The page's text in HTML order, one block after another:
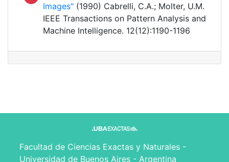
Images" (1990) Cabrelli, C.A.; Molter, U.M.
IEEE Transactions on Pattern Analysis and
Machine Intelligence. 12(12):1190-1196
Facultad de Ciencias Exactas y Naturales -
Universidad de Buenos Aires - Argentina